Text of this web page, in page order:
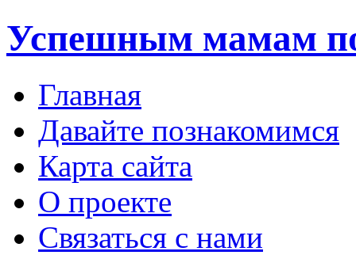
Успешным мамам
Главная
Давайте познакомимся
Карта сайта
О проекте
Связаться с нами